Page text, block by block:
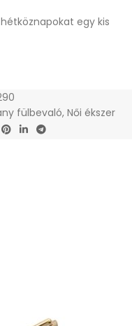
egy kis
fülbevaló, Női ékszer